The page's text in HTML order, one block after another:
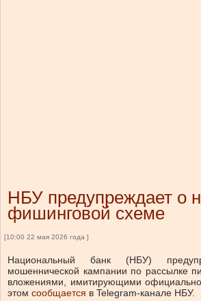
НБУ предупреждает о
фишинговой схеме
[10:00 22 мая 2026 года ]
Национальный банк (НБУ)
мошеннической кампании по рассылке
вложениями, имитирующими
этом сообщается в Telegram-канале НБУ.